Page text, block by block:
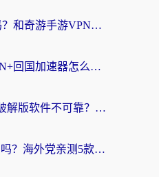
ChickCN VPN好用吗？和奇游手游VPN对比哪个回国效果更好？海外党亲测实用指南
海外党必看：PC VPN+回国加速器怎么选？无缝访问国内资源全攻略
海外党别踩坑！iOS破解版软件不可靠？教你选对回国加速器无缝看国内资源
雷神手游和快喵好用吗？海外党亲测5款回国加速器，附斧牛Bling对比+微信视频号解决办法